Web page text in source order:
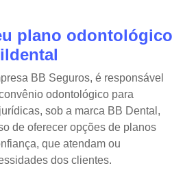
plano odontológico
BB Seguros, é responsável
odontológico para
sob a marca BB Dental,
de oferecer opções de planos
que atendam ou
dos clientes.